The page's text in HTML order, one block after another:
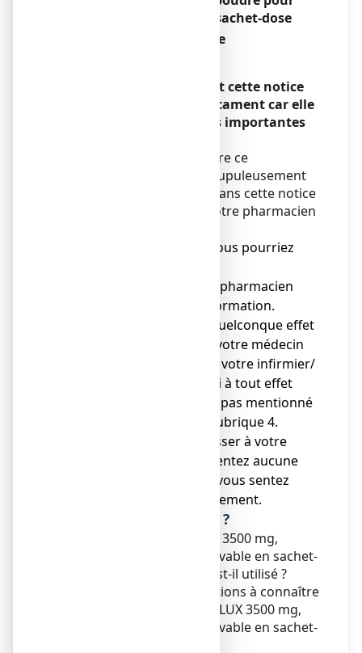
solution buvable en sachet-dose
Troxérutine
Veuillez lire attentivement cette notice
avant de prendre ce médicament car elle
contient des informations importantes
Vous devez toujours prendre ce
médicament en suivant scrupuleusement
les informations fournies dans cette notice
ou par votre médecin ou votre pharmacien
● Gardez cette notice. Vous pourriez
● Adressez-vous à votre pharmacien
pour tout conseil ou information.
● Si vous ressentez un quelconque effet
indésirable, parlez-en à votre médecin
ou votre pharmacien ou votre infirmier/
ère. Ceci s’applique aussi à tout effet
indésirable qui ne serait pas mentionné
dans cette notice. Voir rubrique 4.
● Vous devez vous adresser à votre
médecin si vous ne ressentez aucune
amélioration ou si vous vous sentez
moins bien après le traitement.
Que contient cette notice ?
1. Qu'est-ce que RHEOFLUX 3500 mg,
poudre pour solution buvable en sachet-
dose et dans quels cas est-il utilisé ?
2. Quelles sont les informations à connaître
avant de prendre RHEOFLUX 3500 mg,
poudre pour solution buvable en sachet-